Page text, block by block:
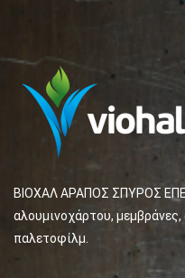
ΒΙΟΧΑΛ ΑΡΑΠΟΣ ΣΠΥΡΟΣ
αλουμινοχάρτου, μεμβράνες,
παλετοφίλμ.